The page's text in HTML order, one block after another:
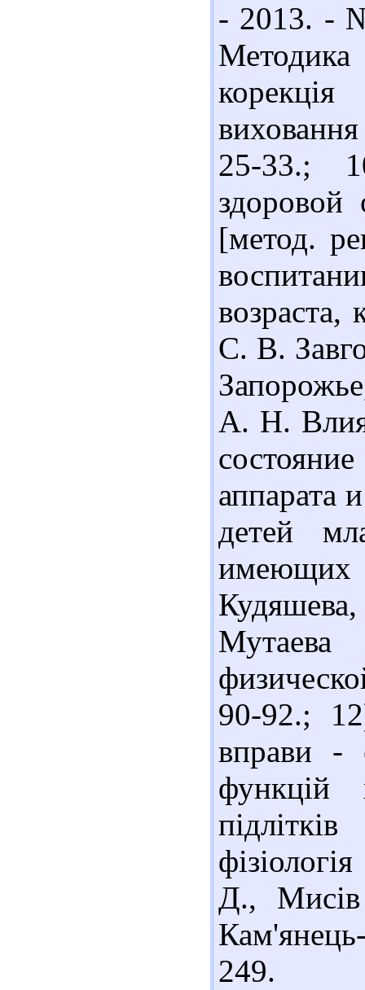
- 2013. -
25-33.;
[метод.
возраста,
С. В.
А. Н.
аппарата
детей
90-92.;
вправи -
функцій
Д.,
249.